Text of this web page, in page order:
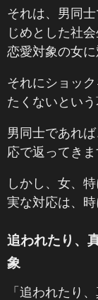
それは、男同
じめとした社
恋愛対象の女
それにショッ
たくないとい
男同士であれ
応で返ってきま
しかし、女、
実な対応は、時
追われたり、
象
「追われたり